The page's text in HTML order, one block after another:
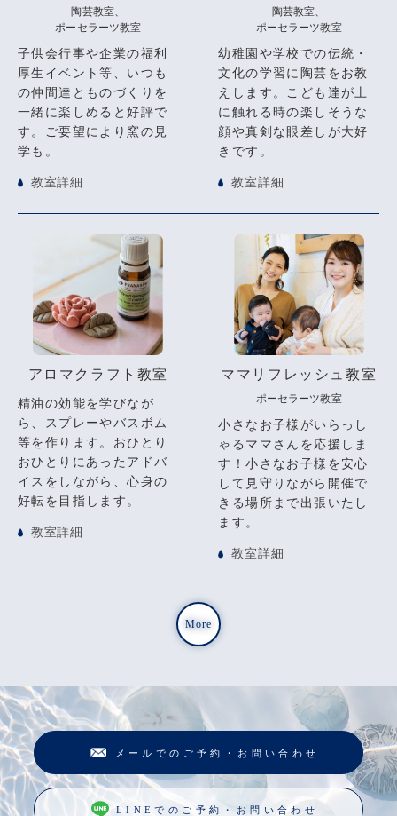
陶芸教室、
ポーセラーツ教室
子供会行事や企業の福利
厚生イベント等、いつも
の仲間達とものづくりを
一緒に楽しめると好評で
す。ご要望により窯の見
学も。
教室詳細
陶芸教室、
ポーセラーツ教室
幼稚園や学校での伝統・
文化の学習に陶芸をお教
えします。こども達が土
に触れる時の楽しそうな
顔や真剣な眼差しが大好
きです。
教室詳細
アロマクラフト教室
精油の効能を学びなが
ら、スプレーやバスボム
等を作ります。おひとり
おひとりにあったアドバ
イスをしながら、心身の
好転を目指します。
教室詳細
ママリフレッシュ教室
ポーセラーツ教室
小さなお子様がいらっし
ゃるママさんを応援しま
す！小さなお子様を安心
して見守りながら開催で
きる場所まで出張いたし
ます。
教室詳細
More
メールでのご予約・お問い合わせ
LINEでのご予約・お問い合わせ